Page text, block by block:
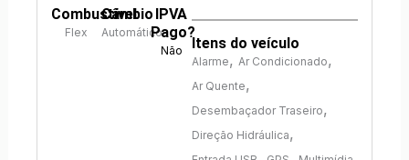
Combustível
Flex
Câmbio
Automático
IPVA
Pago?
Não Itens do veículo
Alarme, Ar Condicionado,
Ar Quente,
Desembaçador Traseiro,
Direção Hidráulica,